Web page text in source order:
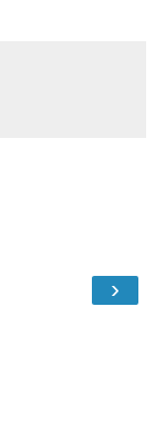
›